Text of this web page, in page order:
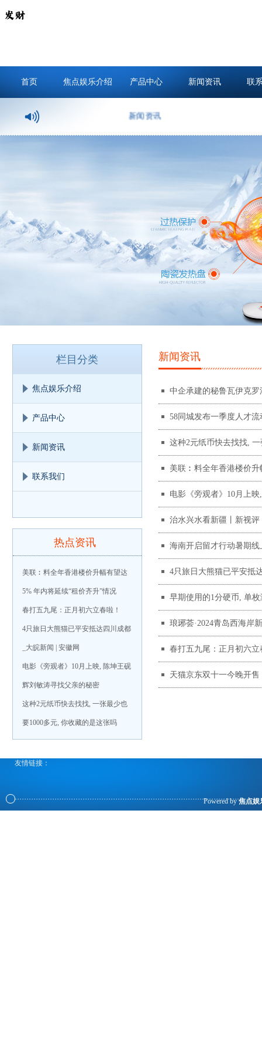
首页 焦点娱乐介绍 产品中心 新闻资讯 联
新闻资讯
栏目分类
焦点娱乐介绍
产品中心
新闻资讯
联系我们
热点资讯
美联︰料全年香港楼价升幅有望达
5% 年内将延续“租价齐升”情况
春打五九尾：正月初六立春啦！
4只旅日大熊猫已平安抵达四川成都
_大皖新闻 | 安徽网
电影《旁观者》10月上映, 陈坤王砚
辉刘敏涛寻找父亲的秘密
这种2元纸币快去找找, 一张最少也
要1000多元, 你收藏的是这张吗
新闻资讯
中企承建的秘鲁瓦伊克
一路”·第一现场）
58同城发布一季度人才
这种2元纸币快去找找,
美联︰料全年香港楼价
电影《旁观者》10月上
治水兴水看新疆丨新视
海南开启留才行动暑期线
4只旅日大熊猫已平安抵
早期使用的1分硬币, 单
琅琊荟·2024青岛西海岸
春打五九尾：正月初六立
天猫京东双十一今晚开
友情链接：
Powered by焦点娱